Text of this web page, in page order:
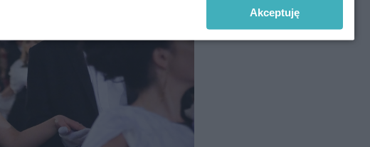
Akceptuję